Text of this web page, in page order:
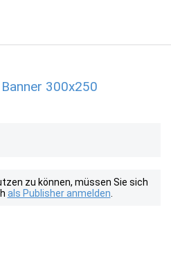
300x250
zu können, müssen Sie sich
als Publisher anmelden